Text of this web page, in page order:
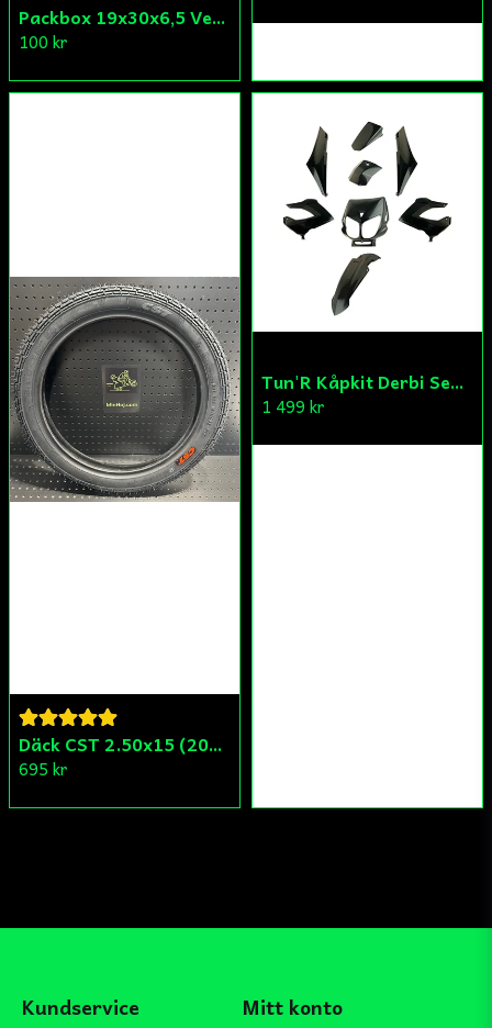
Packbox 19x30x6,5 Vevparti Vä Aprilia/Derbi/Gilera (original)
100 kr
Däck CST 2.50x15 (20x250) Compact/Scoper/Mamba/Flakmoped
695 kr
Tun'R Kåpkit Derbi Senda
1 499 kr
Kundservice Mitt konto